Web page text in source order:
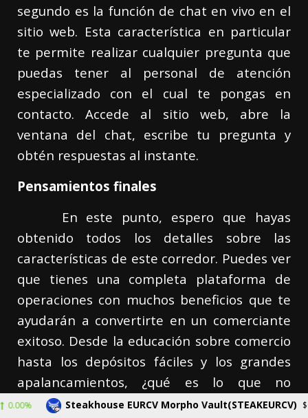
segundo es la función de chat en vivo en el
sitio web. Esta característica en particular
te permite realizar cualquier pregunta que
puedas tener al personal de atención
especializado con el cual te pongas en
contacto. Accede al sitio web, abre la
ventana del chat, escribe tu pregunta y
obtén respuestas al instante.
Pensamientos finales
En este punto, espero que hayas
obtenido todos los detalles sobre las
características de este corredor. Puedes ver
que tienes una completa plataforma de
operaciones con muchos beneficios que te
ayudarán a convertirte en un comerciante
exitoso. Desde la educación sobre comercio
hasta los depósitos fáciles y los grandes
apalancamientos, ¿qué es lo que no
obtendrás de CFDdesk? Con toda esta
Steakhouse EURCV Morpho Vault(STEAKEURCV) $0.000000